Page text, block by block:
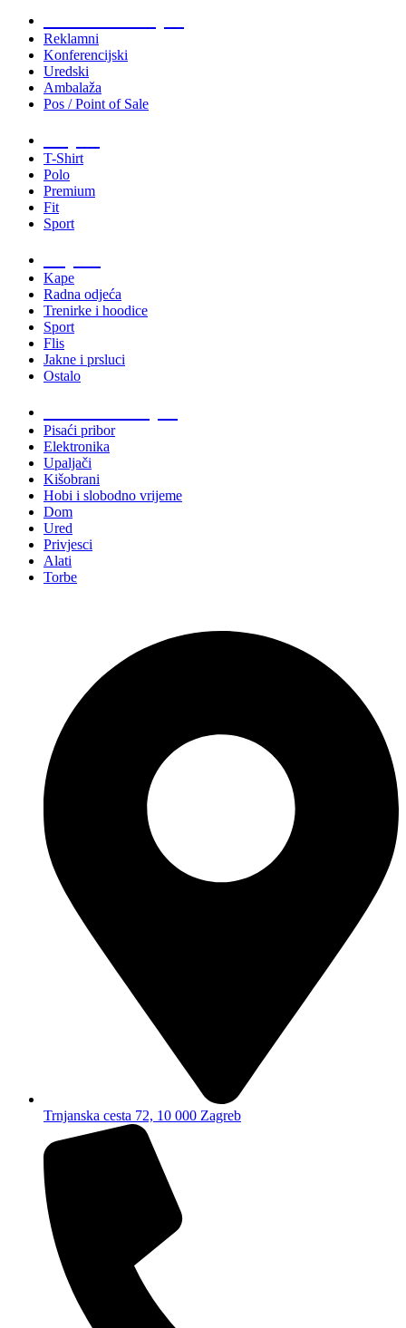
Reklamni
Konferencijski
Uredski
Ambalaža
Pos / Point of Sale
T-Shirt
Polo
Premium
Fit
Sport
Kape
Radna odjeća
Trenirke i hoodice
Sport
Flis
Jakne i prsluci
Ostalo
Pisaći pribor
Elektronika
Upaljači
Kišobrani
Hobi i slobodno vrijeme
Dom
Ured
Privjesci
Alati
Torbe
Trnjanska cesta 72, 10 000 Zagreb